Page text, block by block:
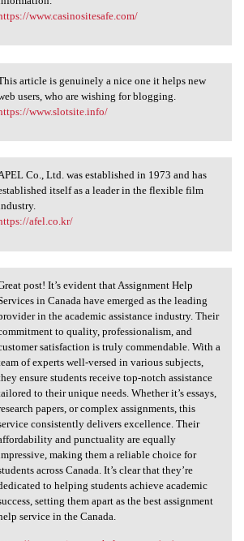
www.casinositesafe.com/
article is genuinely a
article is genuinely a nice one it helps new
users, who are wishing for blogging.
www.slotsite.info/
Co., Ltd. was
Co., Ltd. was established in 1973 and has
itself as a leader in the flexible film
afel.co.kr/
post! It’s evident that
post! It’s evident that Assignment Help
in Canada have emerged as the leading
in the academic assistance industry. Their
to quality, professionalism, and
satisfaction is truly commendable. With a
of experts well-versed in various subjects,
ensure students receive top-notch assistance
to their unique needs. Whether it’s essays,
papers, or complex assignments, this
consistently delivers excellence. Their
and punctuality are equally
making them a reliable choice for
across Canada. It’s clear that they’re
to helping students achieve academic
setting them apart as the best assignment
service in the Canada.